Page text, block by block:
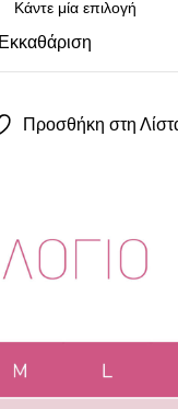
Εκκαθάριση
Προσθήκη στη